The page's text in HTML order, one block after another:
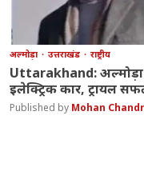
अल्मोड़ा उत्तराखंड राष्ट्रीय
Uttarakhand: अल्मोड़ा
इलेक्ट्रिक कार, ट्रायल
Mohan